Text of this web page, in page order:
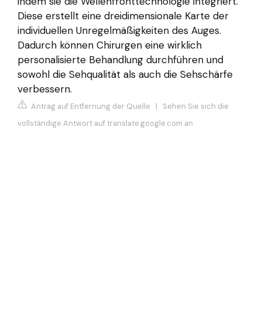
Diese erstellt eine dreidimensionale Karte der
individuellen Unregelmäßigkeiten des Auges.
Dadurch können Chirurgen eine wirklich
personalisierte Behandlung durchführen und
sowohl die Sehqualität als auch die Sehschärfe
verbessern.
Antrag auf Entfernung der Quelle | Sehen Sie sich die
vollständige Antwort auf translate.google.com an